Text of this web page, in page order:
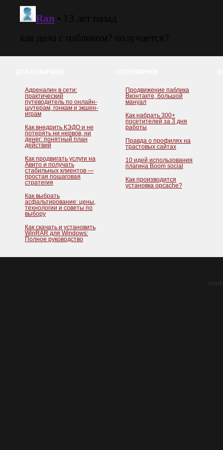
Адреналин в сети:
практический
путеводитель по онлайн-
шутерам, гонкам и экшен-
играм
Как внедрить КЭДО и не
потерять ни нервов, ни
денег: понятный план
действий
Как продвигать услуги на
Авито и получать
стабильных клиентов —
простая пошаговая
стратегия
Как выбрать
асфальтирование: цены,
технологии и советы по
выбору
Как скачать и установить
WinRAR для Windows:
Полное руководство
Продвижение паблика
Вконтакте, большой
мануал
Как набрать 300+
посетителей за 3 дня
работы
Правда о профилях на
трастовых сайтах
10 идей использования
плагина Boom social
Как производится
установка opcache?